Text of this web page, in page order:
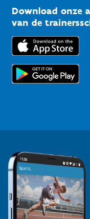
Bedrijven
Trainers en begeleiders
Topsporters
Kennisplatform
Downloads
Voor de pers
Download onze
van de